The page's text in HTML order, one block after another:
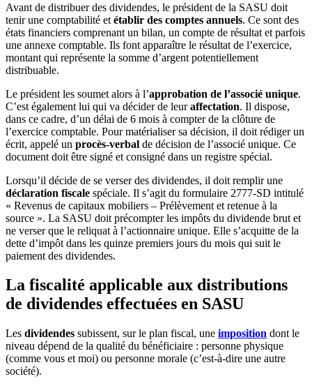
Avant de distribuer des dividendes, le président de la SASU doit
tenir une comptabilité et établir des comptes annuels. Ce sont des
états financiers comprenant un bilan, un compte de résultat et parfois
une annexe comptable. Ils font apparaître le résultat de l’exercice,
montant qui représente la somme d’argent potentiellement
distribuable.
Le président les soumet alors à l’approbation de l’associé unique.
C’est également lui qui va décider de leuraffectation. Il dispose,
dans ce cadre, d’un délai de 6 mois à compter de la clôture de
l’exercice comptable. Pour matérialiser sa décision, il doit rédiger un
écrit, appelé un procès-verbal de décision de l’associé unique. Ce
document doit être signé et consigné dans un registre spécial.
Lorsqu’il décide de se verser des dividendes, il doit remplir une
déclaration fiscale spéciale. Il s’agit du formulaire 2777-SD intitulé
« Revenus de capitaux mobiliers – Prélèvement et retenue à la
source ». La SASU doit précompter les impôts du dividende brut et
ne verser que le reliquat à l’actionnaire unique. Elle s’acquitte de la
dette d’impôt dans les quinze premiers jours du mois qui suit le
paiement des dividendes.
La fiscalité applicable aux distributions
de dividendes effectuées en SASU
Les dividendes subissent, sur le plan fiscal, une imposition dont le
niveau dépend de la qualité du bénéficiaire : personne physique
(comme vous et moi) ou personne morale (c’est-à-dire une autre
société).